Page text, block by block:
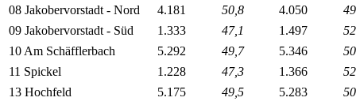
08 Jakobervorstadt - Nord
4.181 50,8 4.050
09 Jakobervorstadt - Süd
1.333 47,1 1.497
10 Am Schäfflerbach
5.292 49,7 5.346
11 Spickel
1.228 47,3 1.366
13 Hochfeld
5.175 49,5 5.283